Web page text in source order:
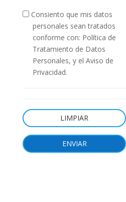
Consiento que mis datos
personales sean tratados
conforme con: Política de
Tratamiento de Datos
Personales, y el Aviso de
Privacidad.